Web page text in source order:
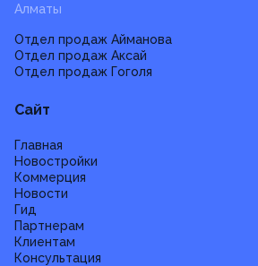
Алматы
Отдел продаж Айманова
Отдел продаж Аксай
Отдел продаж Гоголя
Сайт
Главная
Новостройки
Коммерция
Новости
Гид
Партнерам
Клиентам
Консультация